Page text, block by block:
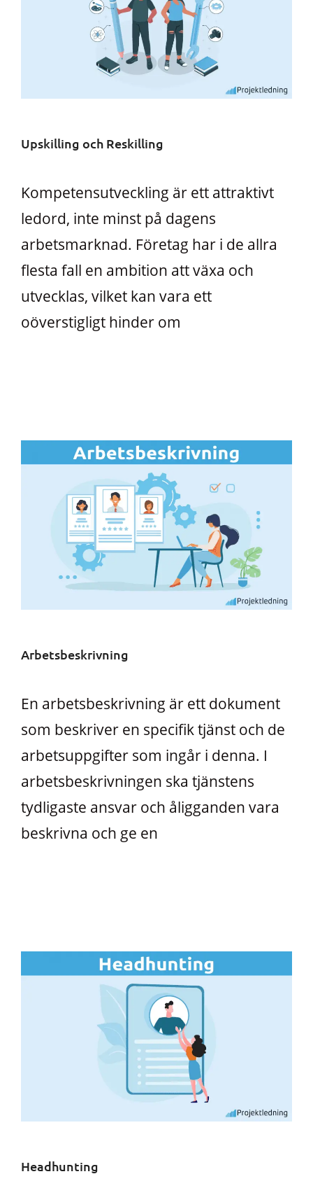
Upskilling och Reskilling
Kompetensutveckling är ett attraktivt
ledord, inte minst på dagens
arbetsmarknad. Företag har i de allra
flesta fall en ambition att växa och
utvecklas, vilket kan vara ett
oöverstigligt hinder om
Arbetsbeskrivning
En arbetsbeskrivning är ett dokument
som beskriver en specifik tjänst och de
arbetsuppgifter som ingår i denna. I
arbetsbeskrivningen ska tjänstens
tydligaste ansvar och åligganden vara
beskrivna och ge en
Headhunting